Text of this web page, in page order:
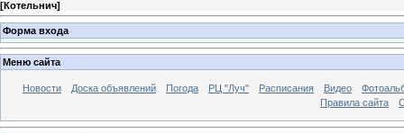
[Котельнич]
Форма входа
Меню сайта
Новости Доска объявлений Погода РЦ "Луч" Расписания Видео
Правила сайта